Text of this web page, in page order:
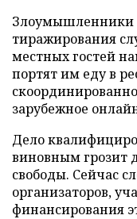
Злоумышленники
тиражирования
местных гостей
портят им еду в
зарубежное
Дело
виновным грозит
свободы. Сейчас
организаторов,
финансирования